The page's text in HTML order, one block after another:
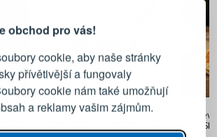
obchod pro vás!
cookie, aby naše stránky
přívětivější a fungovaly
cookie nám také umožňují
a reklamy vašim zájmům.
581 Kč
Nerezová lopata na pizzu
se ke svému účtu
adresa